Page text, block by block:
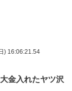
) 16:06:21.54
金入れたヤツ沢